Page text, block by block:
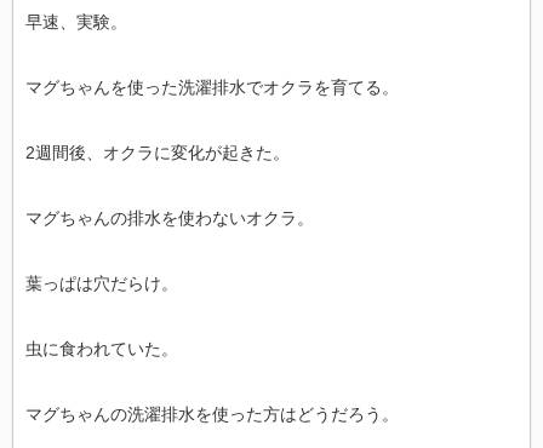
早速、実験。
マグちゃんを使った洗濯排水でオクラを育てる。
2週間後、オクラに変化が起きた。
マグちゃんの排水を使わないオクラ。
葉っぱは穴だらけ。
虫に食われていた。
マグちゃんの洗濯排水を使った方はどうだろう。